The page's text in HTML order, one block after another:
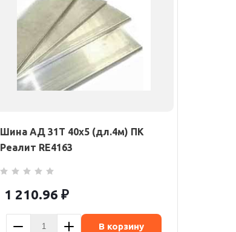
Шина АД 31Т 40х5 (дл.4м) ПК
Реалит RE4163
1 210.96 ₽
В корзину